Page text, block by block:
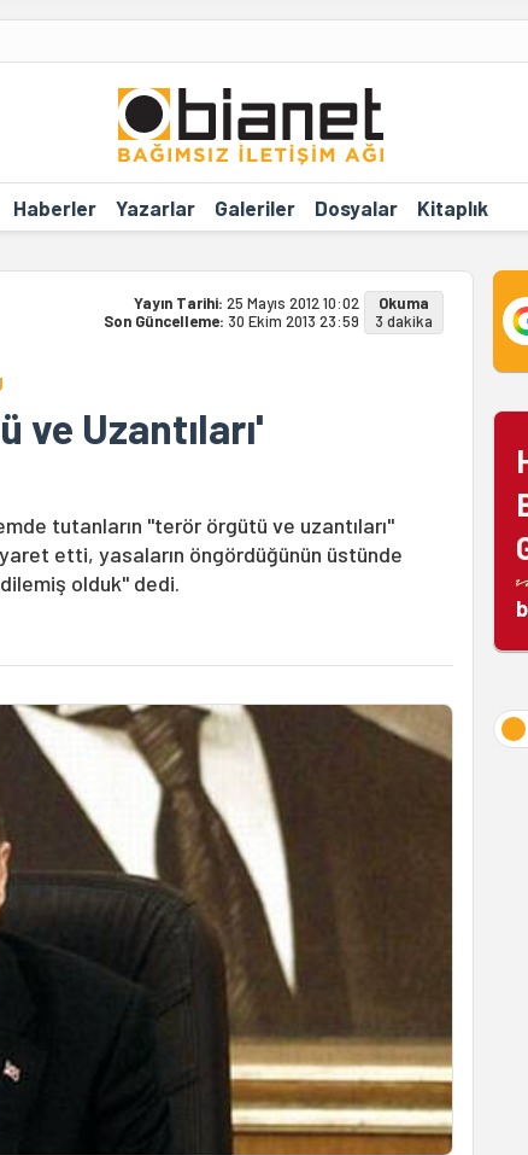
Haberler Yazarlar Galeriler Dosyalar Kitaplık
Yayın Tarihi: 25 Mayıs 2012 10:02
Son Güncelleme: 30 Ekim 2013 23:59
Okuma
3 dakika
ve Uzantıları'
tutanların "terör örgütü ve uzantıları"
etti, yasaların öngördüğünün üstünde
olduk" dedi.